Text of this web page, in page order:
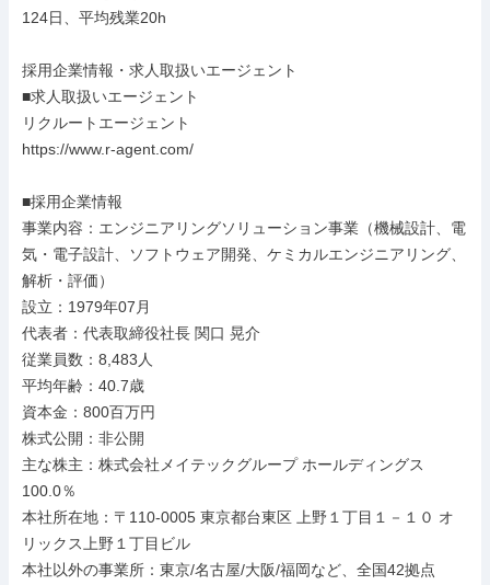
124日、平均残業20h
採用企業情報・求人取扱いエージェント
■求人取扱いエージェント
リクルートエージェント
https://www.r-agent.com/
■採用企業情報
事業内容：エンジニアリングソリューション事業（機械設計、電
気・電子設計、ソフトウェア開発、ケミカルエンジニアリング、
解析・評価）
設立：1979年07月
代表者：代表取締役社長 関口 晃介
従業員数：8,483人
平均年齢：40.7歳
資本金：800百万円
株式公開：非公開
主な株主：株式会社メイテックグループ ホールディングス
100.0％
本社所在地：〒110-0005 東京都台東区 上野１丁目１－１０ オ
リックス上野１丁目ビル
本社以外の事業所：東京/名古屋/大阪/福岡など、全国42拠点